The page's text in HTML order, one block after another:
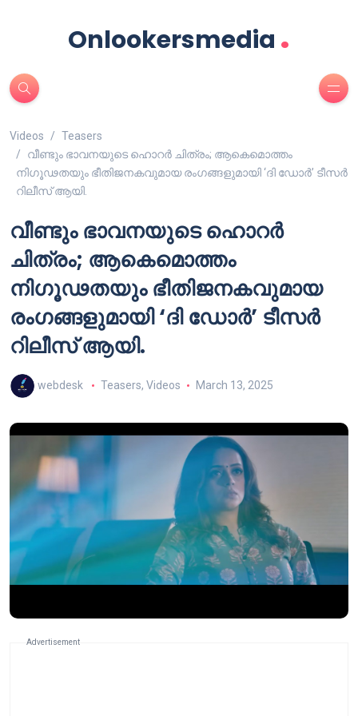
Onlookersmedia .
Videos
Teasers
വീണ്ടും ഭാവനയുടെ ഹൊറർ ചിത്രം; ആകെമൊത്തം
നിഗൂഢതയും ഭീതിജനകവുമായ രംഗങ്ങളുമായി ‘ദി ഡോർ’ ടീസർ
റിലീസ് ആയി.
വീണ്ടും ഭാവനയുടെ ഹൊറർ
ചിത്രം; ആകെമൊത്തം
നിഗൂഢതയും ഭീതിജനകവുമായ
രംഗങ്ങളുമായി ‘ദി ഡോർ’ ടീസർ
റിലീസ് ആയി.
webdesk Teasers, Videos March 13, 2025
Advertisement